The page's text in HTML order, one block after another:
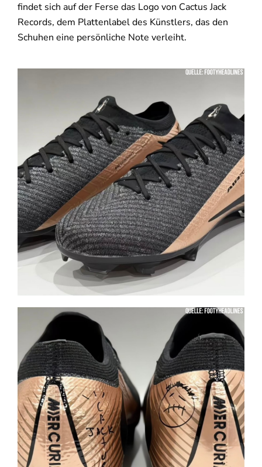
findet sich auf der Ferse das Logo von Cactus Jack
Records, dem Plattenlabel des Künstlers, das den
Schuhen eine persönliche Note verleiht.